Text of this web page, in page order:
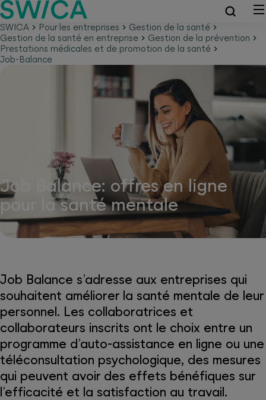
SWICA Pour les entreprises
Gestion de la santé
Gestion de la santé en entreprise
Gestion de la prévention
Prestations médicales et de promotion de la santé
Job-Balance
Job Balance: offres en ligne
pour la santé mentale
Job Balance s’adresse aux entreprises qui
souhaitent améliorer la santé mentale de leur
personnel. Les collaboratrices et
collaborateurs inscrits ont le choix entre un
programme d’auto-assistance en ligne ou une
téléconsultation psychologique, des mesures
qui peuvent avoir des effets bénéfiques sur
l’efficacité et la satisfaction au travail.